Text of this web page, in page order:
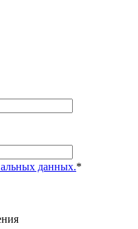
данных.*